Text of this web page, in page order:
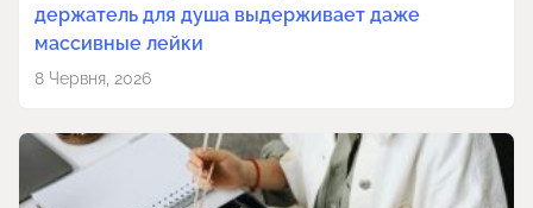
держатель для душа выдерживает даже
массивные лейки
8 Червня, 2026